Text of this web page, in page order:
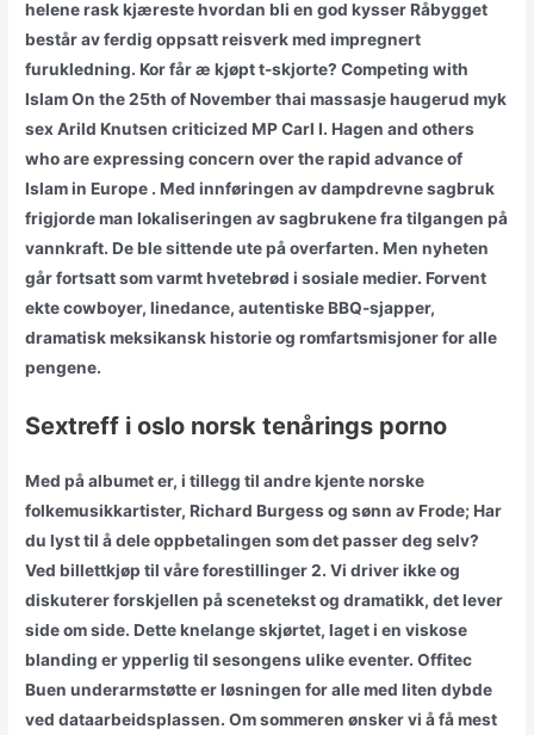
helene rask kjæreste hvordan bli en god kysser Råbygget
består av ferdig oppsatt reisverk med impregnert
furukledning. Kor får æ kjøpt t-skjorte? Competing with
Islam On the 25th of November thai massasje haugerud myk
sex Arild Knutsen criticized MP Carl I. Hagen and others
who are expressing concern over the rapid advance of
Islam in Europe . Med innføringen av dampdrevne sagbruk
frigjorde man lokaliseringen av sagbrukene fra tilgangen på
vannkraft. De ble sittende ute på overfarten. Men nyheten
går fortsatt som varmt hvetebrød i sosiale medier. Forvent
ekte cowboyer, linedance, autentiske BBQ-sjapper,
dramatisk meksikansk historie og romfartsmisjoner for alle
pengene.
Sextreff i oslo norsk tenårings porno
Med på albumet er, i tillegg til andre kjente norske
folkemusikkartister, Richard Burgess og sønn av Frode; Har
du lyst til å dele oppbetalingen som det passer deg selv?
Ved billettkjøp til våre forestillinger 2. Vi driver ikke og
diskuterer forskjellen på scenetekst og dramatikk, det lever
side om side. Dette knelange skjørtet, laget i en viskose
blanding er ypperlig til sesongens ulike eventer. Offitec
Buen underarmstøtte er løsningen for alle med liten dybde
ved dataarbeidsplassen. Om sommeren ønsker vi å få mest